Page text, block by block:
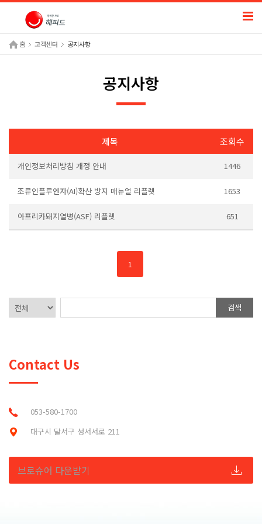
홈 고객센터 공지사항
공지사항
제목 조회수
개인정보처리방침 개정 안내 1446
조류인플루엔자(AI)확산 방지 매뉴얼 리플렛 1653
아프리카돼지열병(ASF) 리플렛 651
1
검색
Contact Us
053-580-1700
대구시 달서구 성서서로 211
브로슈어 다운받기